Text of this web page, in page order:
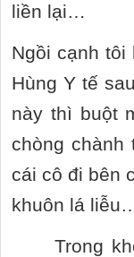
liền lại…
Ngồi cạnh
Hùng Y tế
này thì buột
chòng chành
cái cô đi bên
khuôn lá
Trong